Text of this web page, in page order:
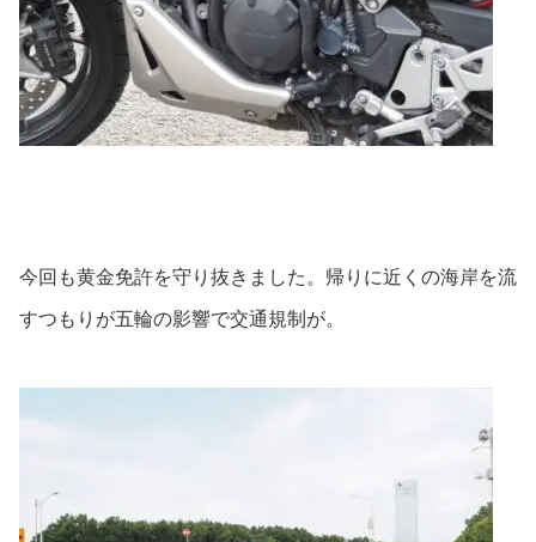
今回も黄金免許を守り抜きました。帰りに近くの海岸を流
すつもりが五輪の影響で交通規制が。